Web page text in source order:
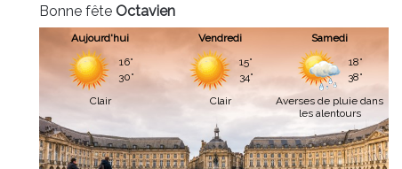
Bonne fête Octavien
Aujourd'hui
16°
30°
Clair
Vendredi
15°
34°
Clair
Samedi
18°
38°
Averses de pluie dans
les alentours